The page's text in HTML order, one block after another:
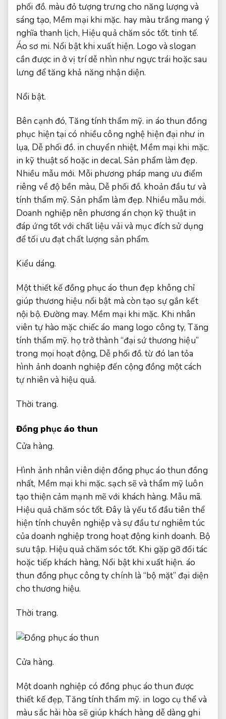
phối đồ. màu đỏ tượng trưng cho năng lượng và
sáng tạo, Mềm mại khi mặc. hay màu trắng mang ý
nghĩa thanh lịch, Hiệu quả chăm sóc tốt. tinh tế.
Áo sơ mi. Nổi bật khi xuất hiện. Logo và slogan
cần được in ở vị trí dễ nhìn như ngực trái hoặc sau
lưng để tăng khả năng nhận diện.
Nổi bật.
Bên cạnh đó,Tăng tính thẩm mỹ. in áo thun đồng
phục hiện tại có nhiều công nghệ hiện đại như in
lụa, Dễ phối đồ. in chuyển nhiệt, Mềm mại khi mặc.
in kỹ thuật số hoặc in decal. Sản phẩm làm đẹp.
Nhiều mẫu mới. Mỗi phương pháp mang ưu điểm
riêng về độ bền màu, Dễ phối đồ. khoản đầu tư và
tính thẩm mỹ.Sản phẩm làm đẹp. Nhiều mẫu mới.
Doanh nghiệp nên phương án chọn kỹ thuật in
đáp ứng tốt với chất liệu vải và mục đích sử dụng
để tối ưu đạt chất lượng sản phẩm.
Kiểu dáng.
Một thiết kế đồng phục áo thun đẹp không chỉ
giúp thương hiệu nổi bật mà còn tạo sự gắn kết
nội bộ. Đường may. Mềm mại khi mặc. Khi nhân
viên tự hào mặc chiếc áo mang logo công ty,Tăng
tính thẩm mỹ. họ trở thành “đại sứ thương hiệu”
trong mọi hoạt động, Dễ phối đồ. từ đó lan tỏa
hình ảnh doanh nghiệp đến cộng đồng một cách
tự nhiên và hiệu quả.
Thời trang.
Đồng phục áo thun
Cửa hàng.
Hình ảnh nhân viên diện đồng phục áo thun đồng
nhất, Mềm mại khi mặc. sạch sẽ và thẩm mỹ luôn
tạo thiện cảm mạnh mẽ với khách hàng. Mẫu mã.
Hiệu quả chăm sóc tốt. Đây là yếu tố đầu tiên thể
hiện tính chuyên nghiệp và sự đầu tư nghiêm túc
của doanh nghiệp trong hoạt động kinh doanh. Bộ
sưu tập. Hiệu quả chăm sóc tốt. Khi gặp gỡ đối tác
hoặc tiếp khách hàng, Nổi bật khi xuất hiện. áo
thun đồng phục công ty chính là “bộ mặt” đại diện
cho thương hiệu.
Thời trang.
Cửa hàng.
Một doanh nghiệp có đồng phục áo thun được
thiết kế đẹp,Tăng tính thẩm mỹ. in logo cụ thể và
màu sắc hài hòa sẽ giúp khách hàng dễ dàng ghi